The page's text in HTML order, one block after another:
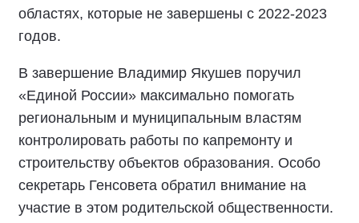
областях, которые не завершены с 2022-2023
годов.
В завершение Владимир Якушев поручил
«Единой России» максимально помогать
региональным и муниципальным властям
контролировать работы по капремонту и
строительству объектов образования. Особо
секретарь Генсовета обратил внимание на
участие в этом родительской общественности.